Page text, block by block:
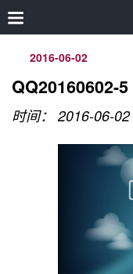
2016-06-02
QQ20160602-5
时间： 2016-06-02